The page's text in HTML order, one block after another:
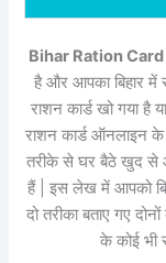
Bihar Ration
है और आपका बिहार में
राशन कार्ड खो गया है
राशन कार्ड ऑनलाइन के
तरीके से घर बैठे खुद से
हैं | इस लेख में आपको
दो तरीका बताए गए
के कोई भी